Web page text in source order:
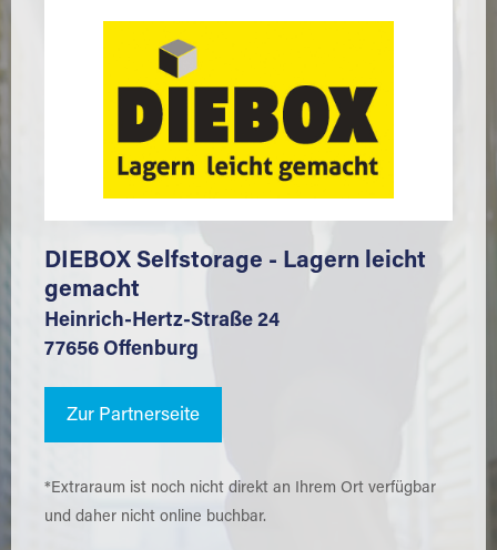
DIEBOX Selfstorage - Lagern leicht
gemacht
Heinrich-Hertz-Straße 24
77656 Offenburg
Zur Partnerseite
*Extraraum ist noch nicht direkt an Ihrem Ort verfügbar
und daher nicht online buchbar.